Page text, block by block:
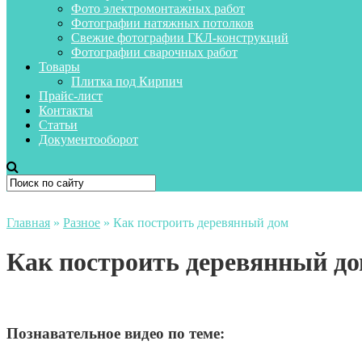
Фото электромонтажных работ
Фотографии натяжных потолков
Свежие фотографии ГКЛ-конструкций
Фотографии сварочных работ
Товары
Плитка под Кирпич
Прайс-лист
Контакты
Статьи
Документооборот
Главная » Разное » Как построить деревянный дом
Как построить деревянный
Познавательное видео по теме: